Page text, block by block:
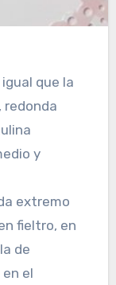
que la
redonda
y
extremo
fieltro, en
de
el